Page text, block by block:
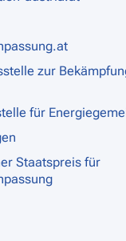
zur
für
Staatspreis für